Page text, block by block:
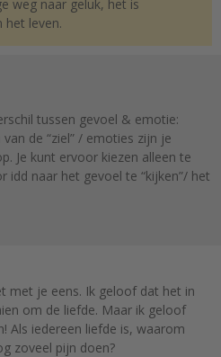
weg naar geluk, het is
het leven.
tussen gevoel & emotie:
de “ziel” / emoties zijn je
Je kunt ervoor kiezen alleen te
naar het gevoel te “kijken”/ het
met je eens. Ik geloof dat het in
om de liefde. Maar ik geloof
Als iedereen liefde is, waarom
zoveel pijn doen?